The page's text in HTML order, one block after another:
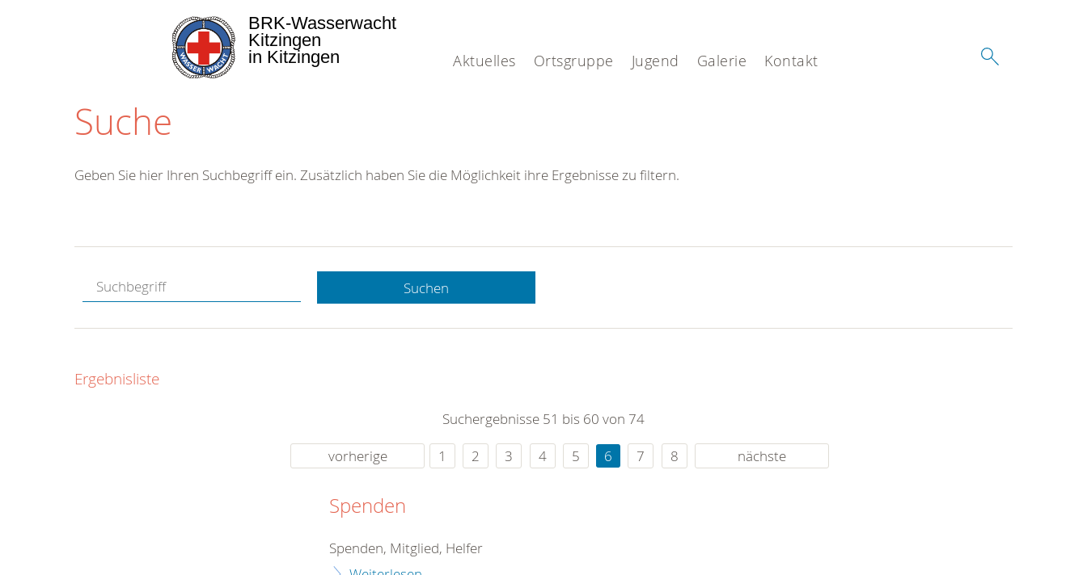
Aktuelles Ortsgruppe Jugend Galerie Kontakt
BRK-Wasserwacht
Kitzingen
in Kitzingen
Suche
Hotline.
gerne.
rund um die Uhr
Geben Sie hier Ihren Suchbegriff ein. Zusätzlich haben Sie die Möglichkeit ihre Ergebnisse zu filtern.
Suchen
Ergebnisliste
Suchergebnisse 51 bis 60 von 74
vorherige
1 2 3 4 5 6 7 8 nächste
Spenden
Spenden, Mitglied, Helfer